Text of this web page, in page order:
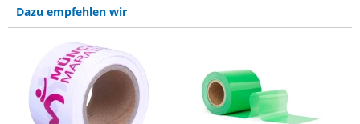
Dazu empfehlen wir